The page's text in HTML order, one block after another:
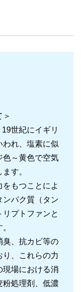
世紀にイギリ
われ、塩素に似
色～黄色で空気
す。
もつことによ
ンパク質（タン
プトファンと
臭、抗カビ等の
、これらの力
現場における消
粉処理剤、低濃